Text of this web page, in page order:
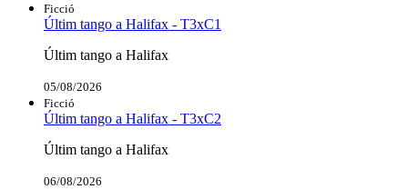
Ficció
Últim tango a Halifax - T3xC1
Últim tango a Halifax
05/08/2026
Ficció
Últim tango a Halifax - T3xC2
Últim tango a Halifax
06/08/2026